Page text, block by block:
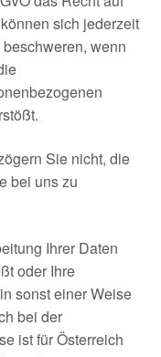
sich jederzeit
wenn
Sie nicht, die
bei uns zu
Ihrer Daten
oder Ihre
sonst einer Weise
bei der
ist für Österreich